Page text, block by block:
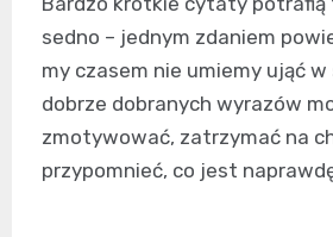
sedno – jednym zdaniem
my czasem nie umiemy ująć w
dobrze dobranych wyrazów
zmotywować, zatrzymać na
przypomnieć, co jest